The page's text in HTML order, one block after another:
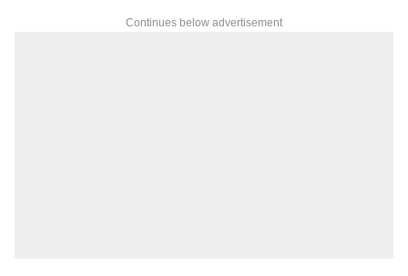
Continues below advertisement